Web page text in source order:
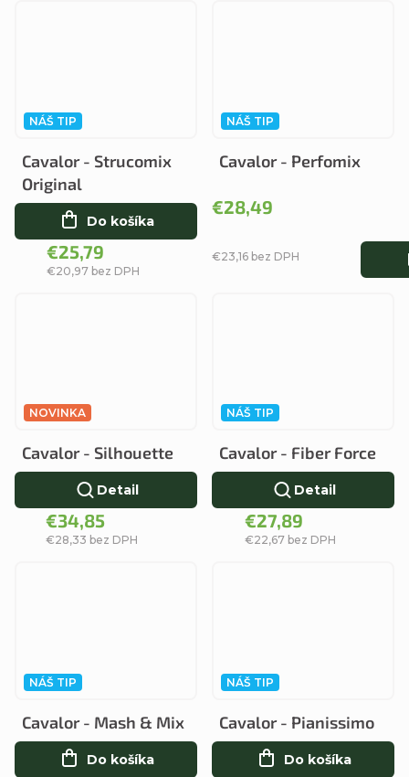
NÁŠ TIP
Cavalor - Strucomix
Original
€20,97 bez DPH
€25,79
Do košíka
NÁŠ TIP
Cavalor - Perfomix
€23,16 bez DPH
€28,49
NOVINKA
Cavalor - Silhouette
€28,33 bez DPH
€34,85
Detail
NÁŠ TIP
Cavalor - Fiber Force
€22,67 bez DPH
€27,89
Detail
NÁŠ TIP
Cavalor - Mash & Mix
Do košíka
NÁŠ TIP
Cavalor - Pianissimo
Do košíka